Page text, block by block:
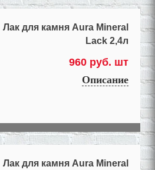
Лак для камня Aura Mineral
Lack 2,4л
960 руб. шт
Описание
Лак для камня Aura Mineral